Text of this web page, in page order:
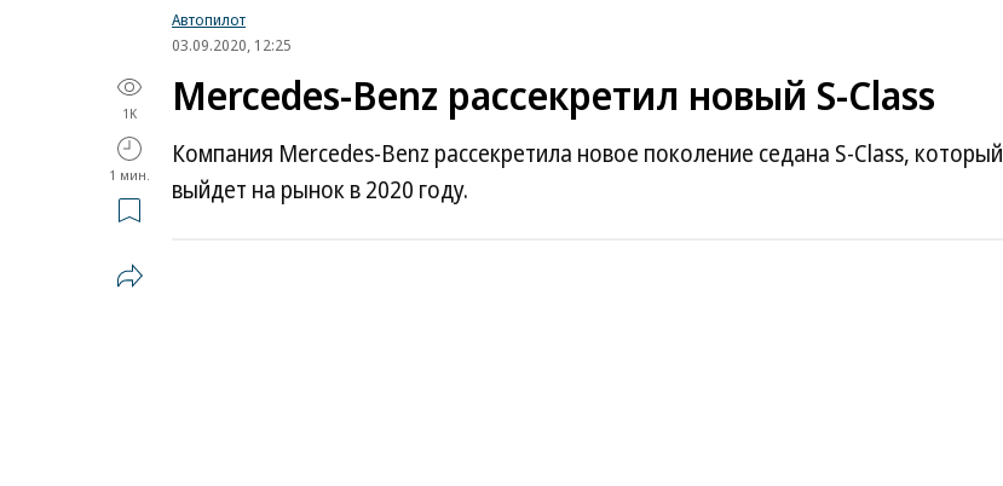
Автопилот
03.09.2020, 12:25
1K
1 мин.
Mercedes-Benz рассекретил новый S-Class
Компания Mercedes-Benz рассекретила новое поколение седана S-Class, который
выйдет на рынок в 2020 году.